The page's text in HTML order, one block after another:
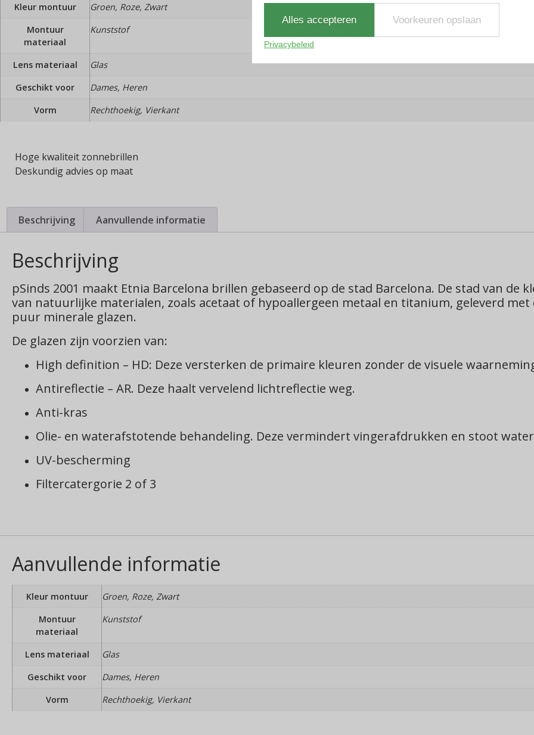
Kleur montuur
Groen, Roze, Zwart
Montuur
materiaal
Kunststof
Lens materiaal
Glas
Geschikt voor
Dames, Heren
Vorm
Rechthoekig, Vierkant
Hoge kwaliteit zonnebrillen
Deskundig advies op maat
Beschrijving Aanvullende informatie
Beschrijving
pSinds 2001 maakt Etnia Barcelona brillen gebaseerd op de stad Barcelona. De stad van
van natuurlijke materialen, zoals acetaat of hypoallergeen metaal en titanium, geleverd
puur minerale glazen.
De glazen zijn voorzien van:
High definition – HD: Deze versterken de primaire kleuren zonder de visuele
Antireflectie – AR. Deze haalt vervelend lichtreflectie weg.
Anti-kras
Olie- en waterafstotende behandeling. Deze vermindert vingerafdrukken en stoot
UV-bescherming
Filtercatergorie 2 of 3
Aanvullende informatie
Kleur montuur
Groen, Roze, Zwart
Montuur
materiaal
Kunststof
Lens materiaal
Glas
Geschikt voor
Dames, Heren
Vorm
Rechthoekig, Vierkant
Alles accepteren Voorkeuren opslaan
Privacybeleid